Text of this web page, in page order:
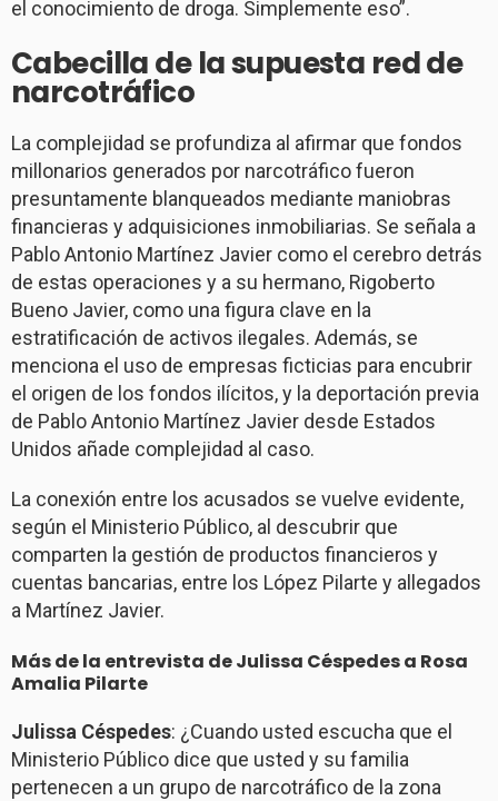
el conocimiento de droga. Simplemente eso”.
Cabecilla de la supuesta red de
narcotráfico
La complejidad se profundiza al afirmar que fondos
millonarios generados por narcotráfico fueron
presuntamente blanqueados mediante maniobras
financieras y adquisiciones inmobiliarias. Se señala a
Pablo Antonio Martínez Javier como el cerebro detrás
de estas operaciones y a su hermano, Rigoberto
Bueno Javier, como una figura clave en la
estratificación de activos ilegales. Además, se
menciona el uso de empresas ficticias para encubrir
el origen de los fondos ilícitos, y la deportación previa
de Pablo Antonio Martínez Javier desde Estados
Unidos añade complejidad al caso.
La conexión entre los acusados se vuelve evidente,
según el Ministerio Público, al descubrir que
comparten la gestión de productos financieros y
cuentas bancarias, entre los López Pilarte y allegados
a Martínez Javier.
Más de la entrevista de Julissa Céspedes a Rosa
Amalia Pilarte
Julissa Céspedes: ¿Cuando usted escucha que el
Ministerio Público dice que usted y su familia
pertenecen a un grupo de narcotráfico de la zona